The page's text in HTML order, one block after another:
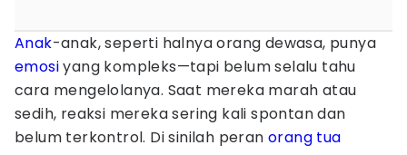
Anak-anak, seperti halnya orang dewasa, punya
emosiyang kompleks—tapi belum selalu tahu
cara mengelolanya. Saat mereka marah atau
sedih, reaksi mereka sering kali spontan dan
belum terkontrol. Di sinilah peran orang tua